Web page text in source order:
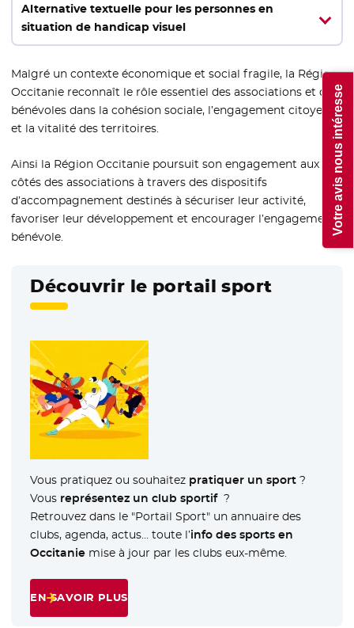
Alternative textuelle pour les personnes en
situation de handicap visuel
Malgré un contexte économique et social fragile, la Région
Occitanie reconnaît le rôle essentiel des associations et des
bénévoles dans la cohésion sociale, l’engagement citoyen
et la vitalité des territoires.
Ainsi la Région Occitanie poursuit son engagement aux
côtés des associations à travers des dispositifs
d’accompagnement destinés à sécuriser leur activité,
favoriser leur développement et encourager l’engagement
bénévole.
Découvrir le portail sport
Vous pratiquez ou souhaitez pratiquer un sport ?
Vous représentez un club sportif ?
Retrouvez dans le "Portail Sport" un annuaire des
clubs, agenda, actus… toute l’info des sports en
Occitanie mise à jour par les clubs eux-même.
EN SAVOIR PLUS
Votre avis nous intéresse